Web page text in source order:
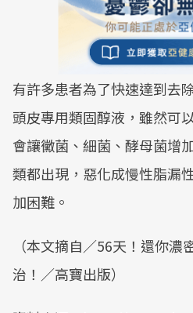
有許多患者為了快速達到去
頭皮專用類固醇液，雖然可
會讓黴菌、細菌、酵母菌增
類都出現，惡化成慢性脂漏
加困難。
（本文摘自／56天！還你
治！／高寶出版）